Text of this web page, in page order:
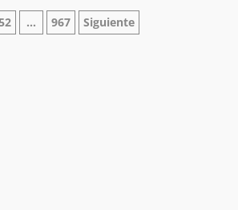
… 967 Siguiente